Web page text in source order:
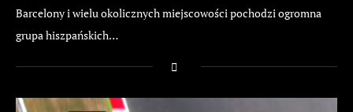
Barcelony i wielu okolicznych miejscowości pochodzi ogromna
grupa hiszpańskich…